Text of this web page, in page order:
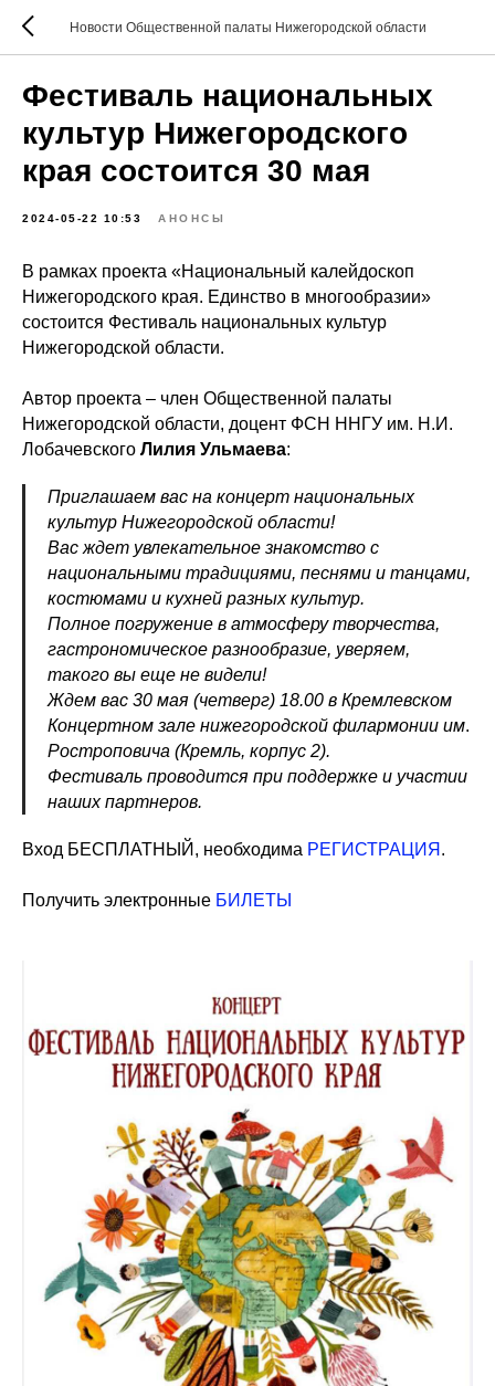
Новости Общественной палаты Нижегородской области
Фестиваль национальных
культур Нижегородского
края состоится 30 мая
2024-05-22 10:53 АНОНСЫ
В рамках проекта «Национальный калейдоскоп
Нижегородского края. Единство в многообразии»
состоится Фестиваль национальных культур
Нижегородской области.
Автор проекта – член Общественной палаты
Нижегородской области, доцент ФСН ННГУ им. Н.И.
Лобачевского Лилия Ульмаева:
Приглашаем вас на концерт национальных
культур Нижегородской области!
Вас ждет увлекательное знакомство с
национальными традициями, песнями и танцами,
костюмами и кухней разных культур.
Полное погружение в атмосферу творчества,
гастрономическое разнообразие, уверяем,
такого вы еще не видели!
Ждем вас 30 мая (четверг) 18.00 в Кремлевском
Концертном зале нижегородской филармонии им.
Ростроповича (Кремль, корпус 2).
Фестиваль проводится при поддержке и участии
наших партнеров.
Вход БЕСПЛАТНЫЙ, необходима РЕГИСТРАЦИЯ .
Получить электронные БИЛЕТЫ